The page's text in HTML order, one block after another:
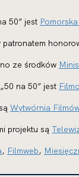
50” jest
patronatem
ze środków
na 50” jest
Wytwórnia
projektu są
, Filmweb,